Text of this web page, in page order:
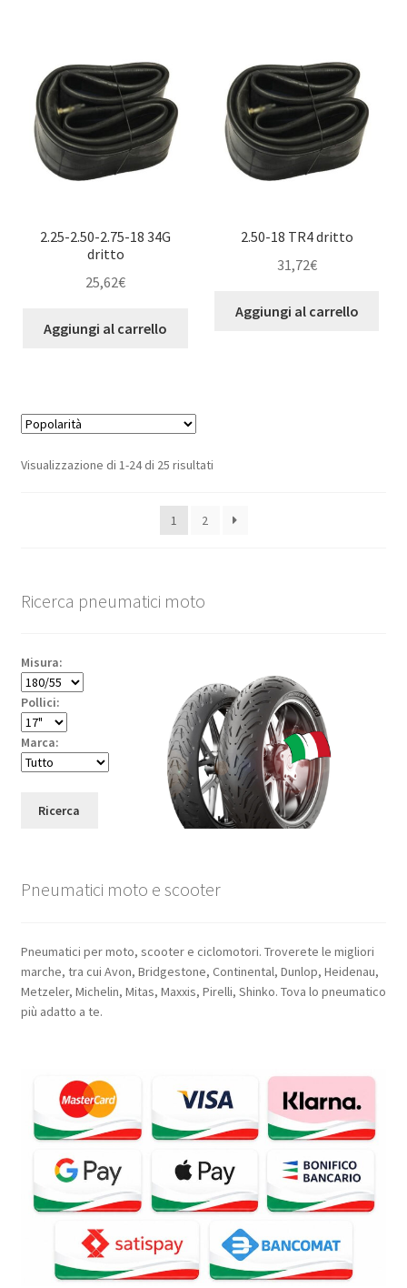
2.25-2.50-2.75-18 34G
dritto
25,62€
Aggiungi al carrello
2.50-18 TR4 dritto
31,72€
Aggiungi al carrello
Visualizzazione di 1-24 di 25 risultatiPopolarità
1 2
Ricerca pneumatici moto
Misura:
Pollici:
Marca:
Ricerca
Pneumatici moto e scooter
Pneumatici per moto, scooter e ciclomotori. Troverete le migliori
marche, tra cui Avon, Bridgestone, Continental, Dunlop, Heidenau,
Metzeler, Michelin, Mitas, Maxxis, Pirelli, Shinko. Tova lo pneumatico
più adatto a te.